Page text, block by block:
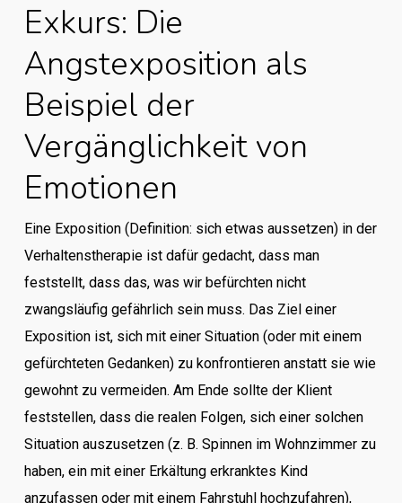
Exkurs: Die
Angstexposition als
Beispiel der
Vergänglichkeit von
Emotionen
Eine Exposition (Definition: sich etwas aussetzen) in der
Verhaltenstherapie ist dafür gedacht, dass man
feststellt, dass das, was wir befürchten nicht
zwangsläufig gefährlich sein muss. Das Ziel einer
Exposition ist, sich mit einer Situation (oder mit einem
gefürchteten Gedanken) zu konfrontieren anstatt sie wie
gewohnt zu vermeiden. Am Ende sollte der Klient
feststellen, dass die realen Folgen, sich einer solchen
Situation auszusetzen (z. B. Spinnen im Wohnzimmer zu
haben, ein mit einer Erkältung erkranktes Kind
anzufassen oder mit einem Fahrstuhl hochzufahren),